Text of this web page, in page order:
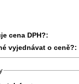
cena DPH?:
vyjednávat o ceně?: